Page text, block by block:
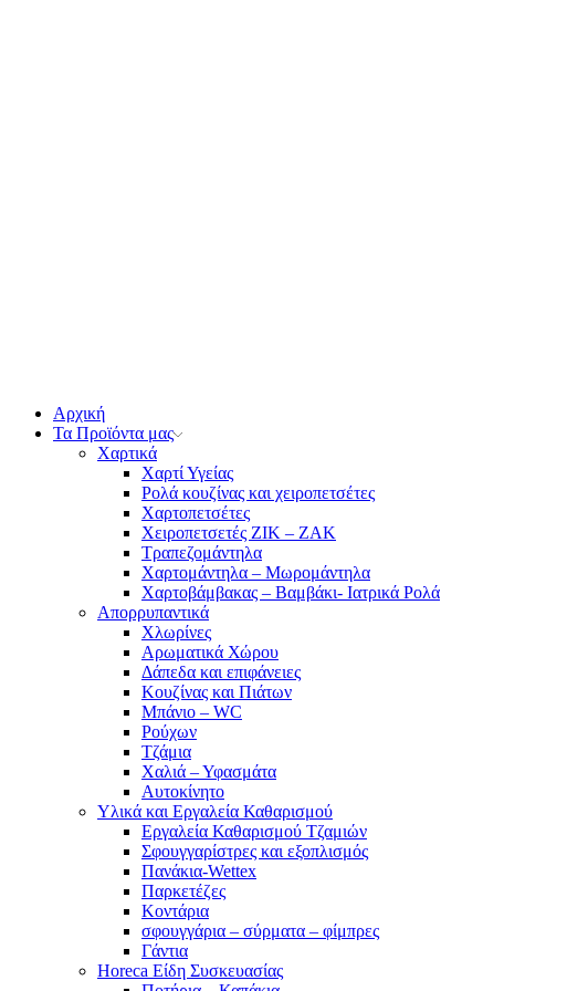
Αρχική
Τα Προϊόντα μας
Χαρτικά
Χαρτί Υγείας
Ρολά κουζίνας και χειροπετσέτες
Χαρτοπετσέτες
Χειροπετσετές ΖΙΚ – ΖΑΚ
Τραπεζομάντηλα
Χαρτομάντηλα – Μωρομάντηλα
Χαρτοβάμβακας – Βαμβάκι- Ιατρικά Ρολά
Απορρυπαντικά
Χλωρίνες
Αρωματικά Χώρου
Δάπεδα και επιφάνειες
Κουζίνας και Πιάτων
Μπάνιο – WC
Ρούχων
Τζάμια
Χαλιά – Υφασμάτα
Αυτοκίνητο
Υλικά και Εργαλεία Καθαρισμού
Εργαλεία Καθαρισμού Τζαμιών
Σφουγγαρίστρες και εξοπλισμός
Πανάκια-Wettex
Παρκετέζες
Κοντάρια
σφουγγάρια – σύρματα – φίμπρες
Γάντια
Horeca Είδη Συσκευασίας